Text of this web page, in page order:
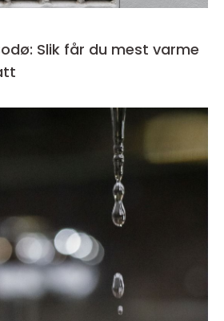
Slik får du mest varme